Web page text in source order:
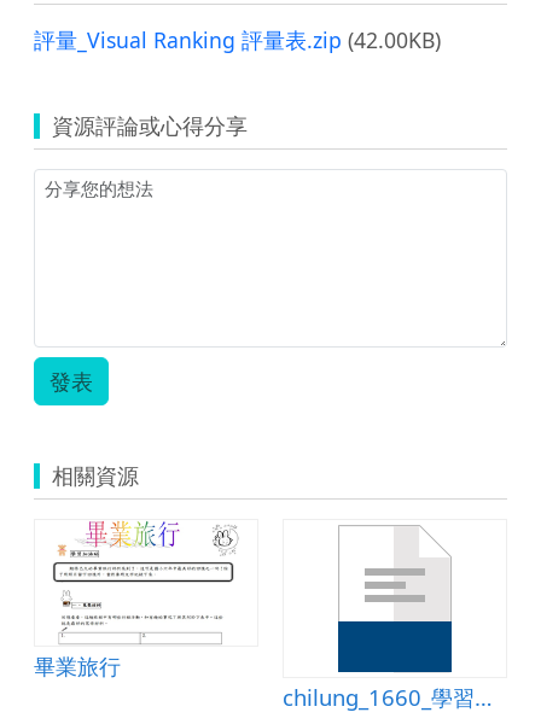
評量_Visual Ranking 評量表.zip (42.00KB)
資源評論或心得分享
發表
相關資源
畢業旅行
chilung_1660_學習單_班門弄斧.doc